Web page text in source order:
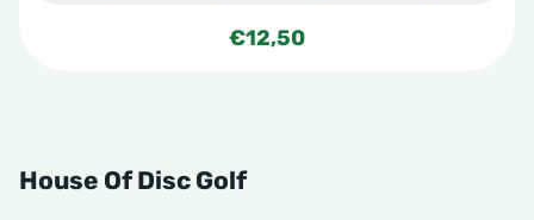
€12,50
House Of Disc Golf